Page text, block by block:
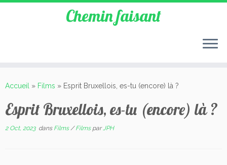
Chemin faisant
Accueil » Films » Esprit Bruxellois, es-tu (encore) là ?
Esprit Bruxellois, es-tu (encore) là ?
2 Oct, 2023dans Films/Films parJPH